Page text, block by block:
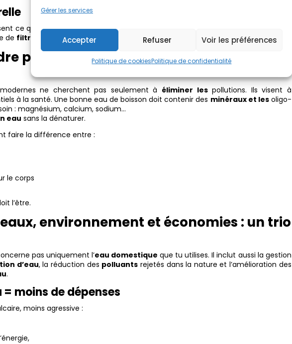
Gérer les services
Accepter Refuser Voir les préférences
Politique de cookiesPolitique de confidentialité
ce que fait la nature : l’eau passe à travers
de filtration naturelleaméliore la qualité de l’eau sans produits chimiques.
potable et garder les minéraux
modernes ne cherchent pas seulement à éliminer lespollutions. Ils visent à
à la santé. Une bonne eau de boisson doit contenir des minéraux et lesoligo-
: magnésium, calcium, sodium…
eau sans la dénaturer.
faire la différence entre :
le corps
l’être.
environnement et économies : un trio
pas uniquement l’eau domestique que tu utilises. Il inclut aussi la gestion
d’eau, la réduction des polluants rejetés dans la nature et l’amélioration des
.
= moins de dépenses
moins agressive :